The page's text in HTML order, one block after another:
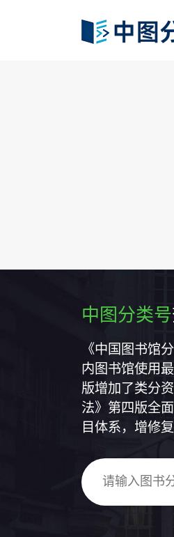
中图分类号
《中国图书馆
内图书馆使用
版增加了类分
法》第四版全
目体系，增修